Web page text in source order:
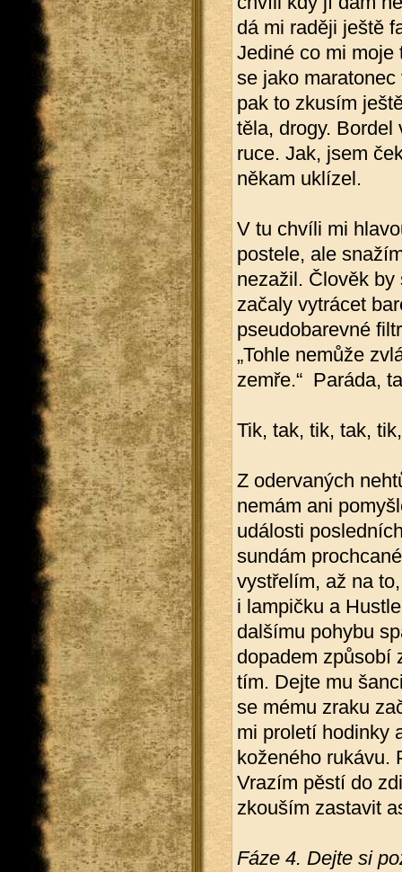
dá mi raději ještě
Jediné co mi moje
se jako
pak to zkusím
těla, drogy. Bordel
ruce. Jak, jsem
někam uklízel.
V tu chvíli mi
postele, ale
nezažil. Člověk
začaly vytrácet
pseudobarevné
„Tohle nemůže
zemře.“ Paráda,
Tik, tak, tik, tak,
Z odervaných
nemám ani
události
sundám
vystřelím, až na
i lampičku a
dalšímu pohybu
dopadem způsobí
tím. Dejte mu
se mému zraku
mi proletí hodinky
koženého rukávu.
Vrazím pěstí do
zkouším zastavit
Fáze 4. Dejte si